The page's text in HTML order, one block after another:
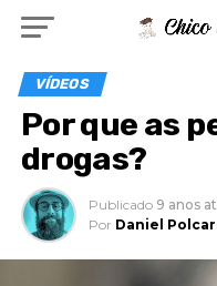
VÍDEOS
Por que as
drogas?
Publicado 9 anos
Por Daniel